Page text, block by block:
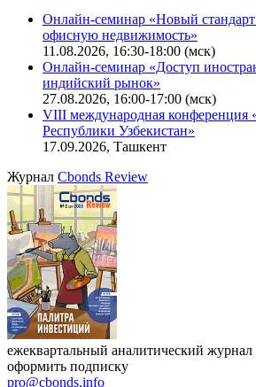
Онлайн-семинар «Новый
офисную недвижимость»
11.08.2026, 16:30-18:00 (мск)
Онлайн-семинар «Доступ
индийский рынок»
27.08.2026, 16:00-17:00 (мск)
VIII международная конференция
Республики Узбекистан»
17.09.2026, Ташкент
Журнал Cbonds Review
ежеквартальный аналитический журнал
оформить подписку
pro@cbonds.info